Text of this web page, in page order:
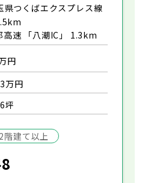
県つくばエクスプレス線
高速 「八潮IC」 1.3km
円
万円
坪
2階建て以上